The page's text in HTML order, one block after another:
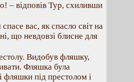
– відповів Тур, схиливши
вас, як спасло світ на
що невдовзі блисне для
Видобув фляшку,
Фляшка була
під престолом і